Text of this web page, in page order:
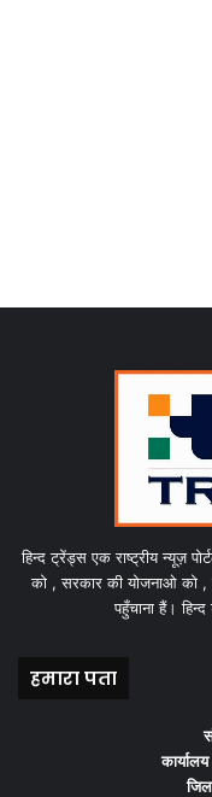
हिन्द ट्रेंड्स एक राष्ट्रीय न्यूज़
को , सरकार की योजनाओ को ,
पहुँचाना हैं।
हमारा पता
कार्यालय